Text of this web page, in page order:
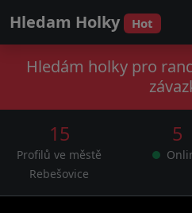
Hledam Holky Hot
Hledám holky pro
15
Profilů ve městě
Rebešovice
5